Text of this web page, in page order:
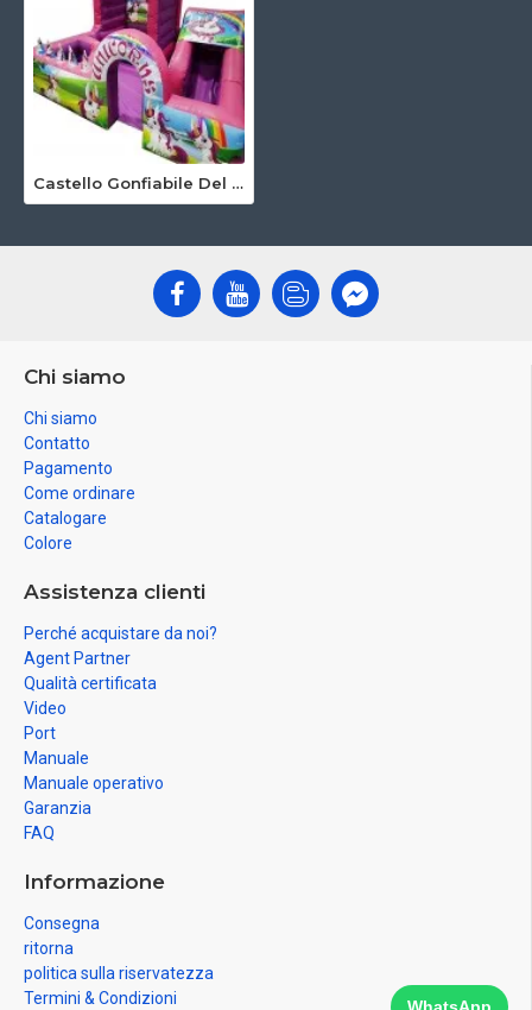
Castello Gonfiabile Del Bambino Degli Unicorni
Chi siamo
Chi siamo
Contatto
Pagamento
Come ordinare
Catalogare
Colore
Assistenza clienti
Perché acquistare da noi?
Agent Partner
Qualità certificata
Video
Port
Manuale
Manuale operativo
Garanzia
FAQ
Informazione
Consegna
ritorna
politica sulla riservatezza
Termini & Condizioni